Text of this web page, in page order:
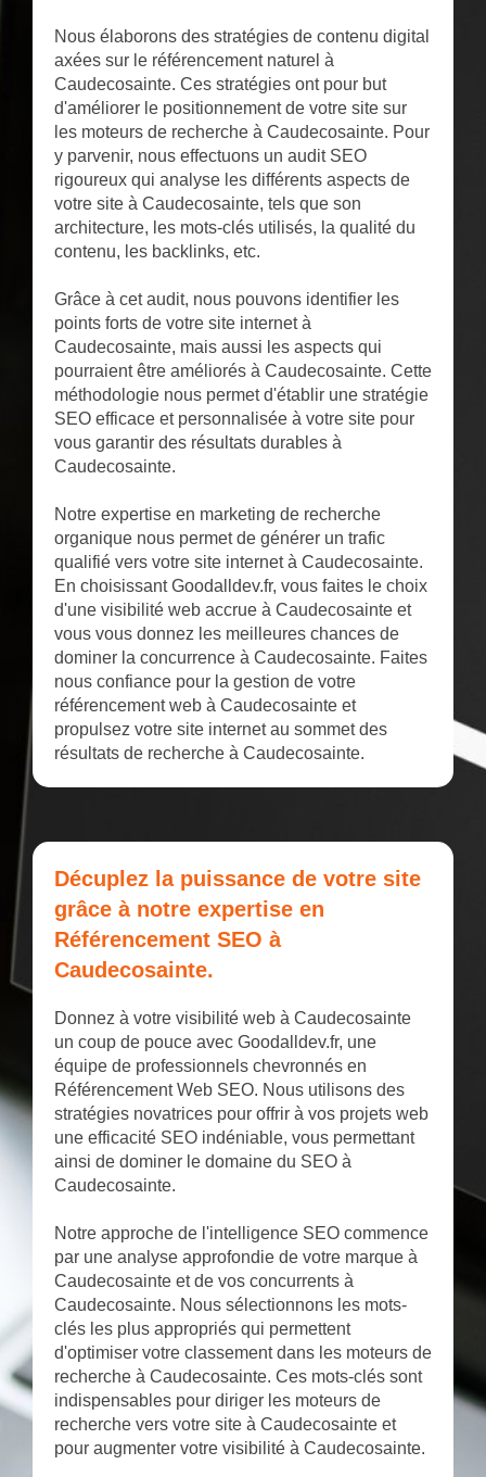
Nous élaborons des stratégies de contenu digital
axées sur le référencement naturel à
Caudecosainte. Ces stratégies ont pour but
d'améliorer le positionnement de votre site sur
les moteurs de recherche à Caudecosainte. Pour
y parvenir, nous effectuons un audit SEO
rigoureux qui analyse les différents aspects de
votre site à Caudecosainte, tels que son
architecture, les mots-clés utilisés, la qualité du
contenu, les backlinks, etc.
Grâce à cet audit, nous pouvons identifier les
points forts de votre site internet à
Caudecosainte, mais aussi les aspects qui
pourraient être améliorés à Caudecosainte. Cette
méthodologie nous permet d'établir une stratégie
SEO efficace et personnalisée à votre site pour
vous garantir des résultats durables à
Caudecosainte.
Notre expertise en marketing de recherche
organique nous permet de générer un trafic
qualifié vers votre site internet à Caudecosainte.
En choisissant Goodalldev.fr, vous faites le choix
d'une visibilité web accrue à Caudecosainte et
vous vous donnez les meilleures chances de
dominer la concurrence à Caudecosainte. Faites
nous confiance pour la gestion de votre
référencement web à Caudecosainte et
propulsez votre site internet au sommet des
résultats de recherche à Caudecosainte.
Décuplez la puissance de votre site
grâce à notre expertise en
Référencement SEO à
Caudecosainte.
Donnez à votre visibilité web à Caudecosainte
un coup de pouce avec Goodalldev.fr, une
équipe de professionnels chevronnés en
Référencement Web SEO. Nous utilisons des
stratégies novatrices pour offrir à vos projets web
une efficacité SEO indéniable, vous permettant
ainsi de dominer le domaine du SEO à
Caudecosainte.
Notre approche de l'intelligence SEO commence
par une analyse approfondie de votre marque à
Caudecosainte et de vos concurrents à
Caudecosainte. Nous sélectionnons les mots-
clés les plus appropriés qui permettent
d'optimiser votre classement dans les moteurs de
recherche à Caudecosainte. Ces mots-clés sont
indispensables pour diriger les moteurs de
recherche vers votre site à Caudecosainte et
pour augmenter votre visibilité à Caudecosainte.